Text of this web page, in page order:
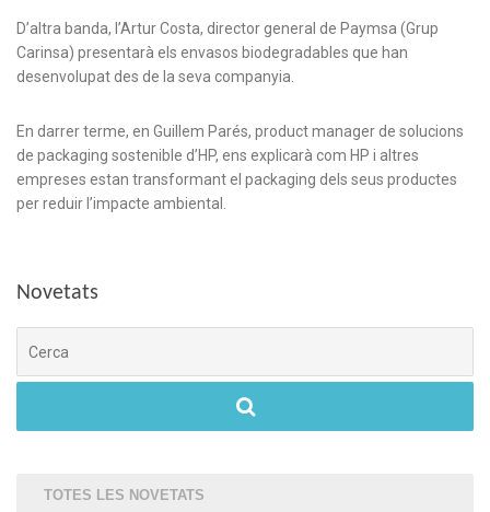
D’altra banda, l’Artur Costa, director general de Paymsa (Grup
Carinsa) presentarà els envasos biodegradables que han
desenvolupat des de la seva companyia.
En darrer terme, en Guillem Parés, product manager de solucions
de packaging sostenible d’HP, ens explicarà com HP i altres
empreses estan transformant el packaging dels seus productes
per reduir l’impacte ambiental.
Novetats
TOTES LES NOVETATS